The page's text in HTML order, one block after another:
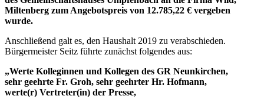
Miltenberg zum Angebotspreis von 12.785,22 € vergeben
wurde.
Anschließend galt es, den Haushalt 2019 zu verabschieden.
Bürgermeister Seitz führte zunächst folgendes aus:
„Werte Kolleginnen und Kollegen des GR Neunkirchen,
sehr geehrte Fr. Groh, sehr geehrter Hr. Hofmann,
werte(r) Vertreter(in) der Presse,